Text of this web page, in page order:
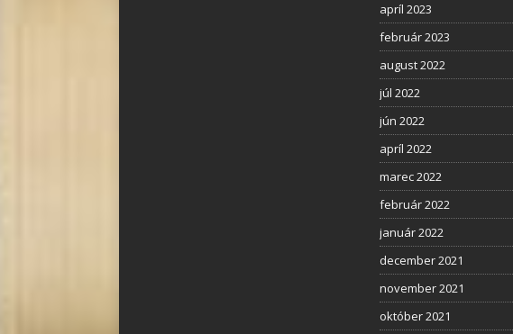
apríl 2023
február 2023
august 2022
júl 2022
jún 2022
apríl 2022
marec 2022
február 2022
január 2022
december 2021
november 2021
október 2021